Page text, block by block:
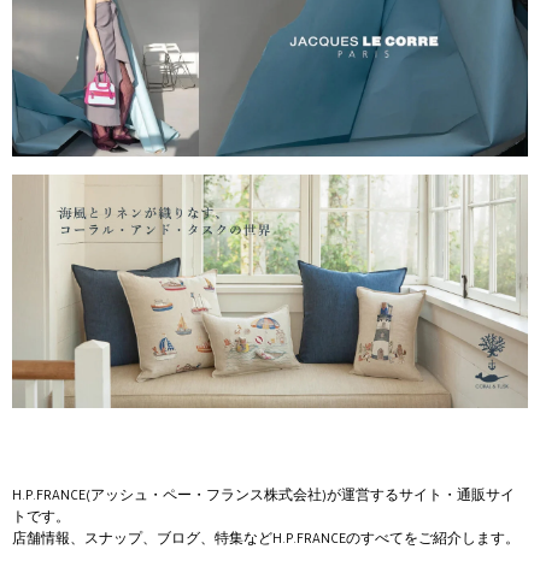
H.P.FRANCE(アッシュ・ペー・フランス株式会社)が運営するサイト・通販サイ
トです。
店舗情報、スナップ、ブログ、特集などH.P.FRANCEのすべてをご紹介します。